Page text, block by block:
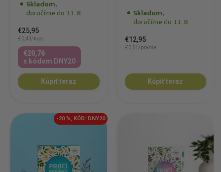
Skladom,
doručíme do 11. 8.
€25,95
€0,43/kus
€20,76
s kódom DNY20
Kúpiť teraz
Skladom,
doručíme do 11. 8.
€12,95
€0,51/pranie
Kúpiť teraz
-20 %, KÓD: DNY20